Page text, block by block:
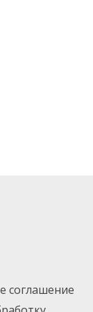
и другие
соглашение